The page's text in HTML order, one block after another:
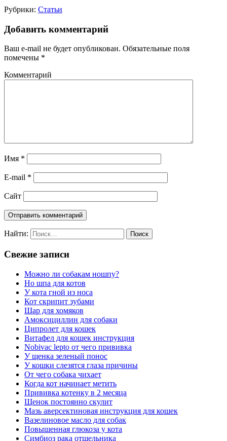
Рубрики: Статьи
Добавить комментарий
Ваш e-mail не будет опубликован. Обязательные поля
помечены *
Комментарий
Имя *
E-mail *
Сайт
Найти:
Свежие записи
Можно ли собакам ношпу?
Но шпа для котов
У кота гной из носа
Кот скрипит зубами
Шар для хомяков
Амоксициллин для собаки
Ципролет для кошек
Витафел для кошек инструкция
Nobivac lepto от чего прививка
У щенка зеленый понос
У кошки слезятся глаза причины
От чего собака чихает
Когда кот начинает метить
Прививка котенку в 2 месяца
Щенок постоянно скулит
Мазь аверсектиновая инструкция для кошек
Вазелиновое масло для собак
Повышенная глюкоза у кота
Симбиоз рака отшельника